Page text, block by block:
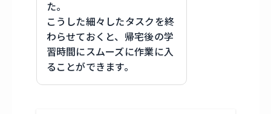
た。
こうした細々したタスクを終
わらせておくと、帰宅後の学
習時間にスムーズに作業に入
ることができます。